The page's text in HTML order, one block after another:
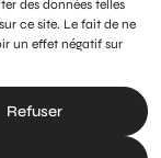
des données telles
ce site. Le fait de ne
un effet négatif sur
Refuser
Cuisine
Bas-Rhin 67
Plan du site